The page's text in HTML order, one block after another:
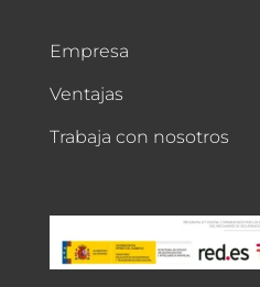
Empresa
Ventajas
Trabaja con nosotros